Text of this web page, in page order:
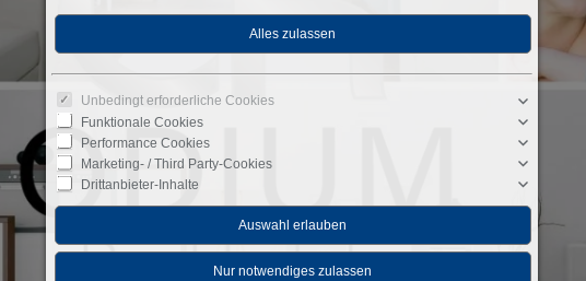
Unbedingt erforderliche Cookies
Funktionale Cookies
Performance Cookies
Marketing- / Third Party-Cookies
Drittanbieter-Inhalte